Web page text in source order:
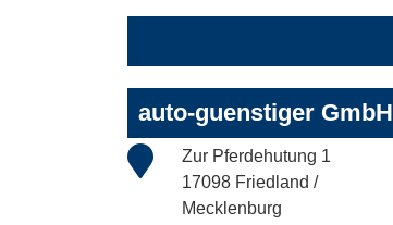
auto-guenstiger GmbH
Zur Pferdehutung 1
17098 Friedland /
Mecklenburg